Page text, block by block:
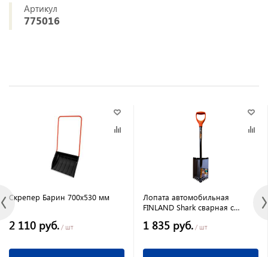
Артикул
775016
Скрепер Барин 700х530 мм
2 110 руб. / шт
Лопата автомобильная
FINLAND Shark сварная c
1 835 руб. / шт